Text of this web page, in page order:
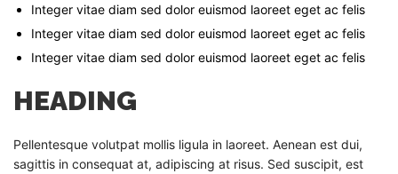
Integer vitae diam sed dolor euismod laoreet eget ac felis
Integer vitae diam sed dolor euismod laoreet eget ac felis
Integer vitae diam sed dolor euismod laoreet eget ac felis
HEADING
Pellentesque volutpat mollis ligula in laoreet. Aenean est dui,
sagittis in consequat at, adipiscing at risus. Sed suscipit, est